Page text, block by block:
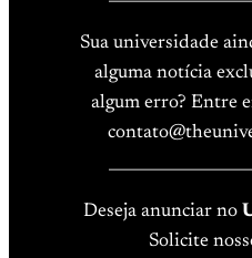
Sua universidade
alguma notícia
algum erro? Entre
Deseja anunciar no
Solicite